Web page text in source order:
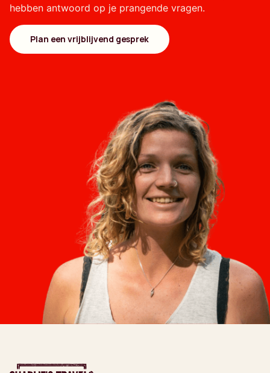
hebben antwoord op je prangende vragen.
Plan een vrijblijvend gesprek